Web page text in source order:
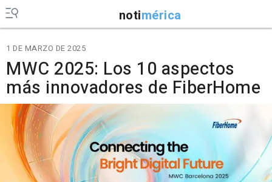
notimérica
1 DE MARZO DE 2025
MWC 2025: Los 10 aspectos
más innovadores de FiberHome